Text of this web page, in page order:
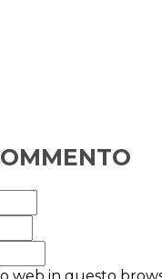
web in questo